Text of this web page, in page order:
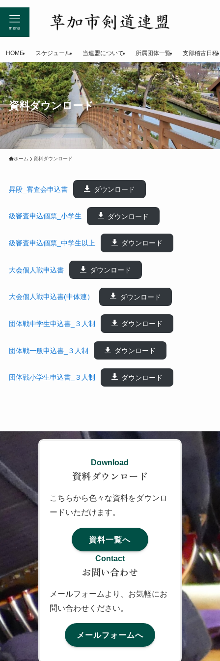
menu
HOME スケジュール 当連盟について 所属団体一覧 支部稽古日程
資料ダウンロード
ホーム 資料ダウンロード
昇段_審査会申込書 ダウンロード
級審査申込個票_小学生 ダウンロード
級審査申込個票_中学生以上 ダウンロード
大会個人戦申込書 ダウンロード
大会個人戦申込書(中体連） ダウンロード
団体戦中学生申込書_３人制 ダウンロード
団体戦一般申込書_３人制 ダウンロード
団体戦小学生申込書_３人制 ダウンロード
Download
資料ダウンロード
こちらから色々な資料をダウンロ
ードいただけます。
資料一覧へ
Contact
お問い合わせ
メールフォームより、お気軽にお
問い合わせください。
メールフォームへ